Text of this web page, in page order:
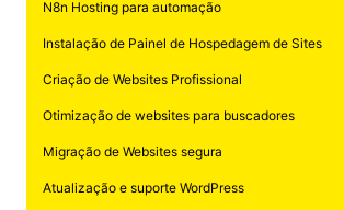
N8n Hosting para automação
Instalação de Painel de Hospedagem de Sites
Criação de Websites Profissional
Otimização de websites para buscadores
Migração de Websites segura
Atualização e suporte WordPress